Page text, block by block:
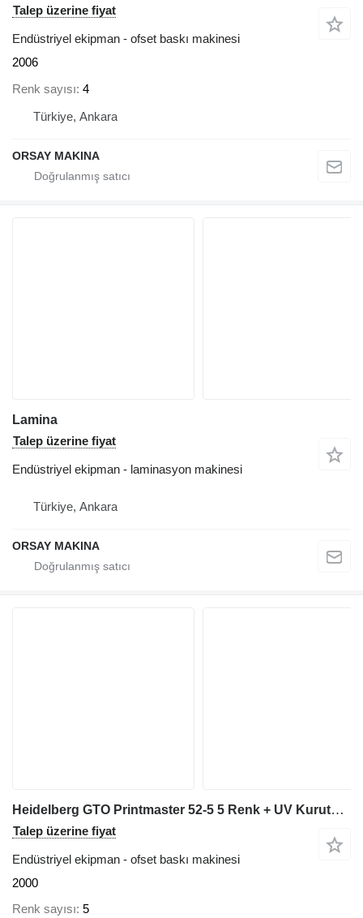
Talep üzerine fiyat
Endüstriyel ekipman - ofset baskı makinesi
2006
Renk sayısı 4
Türkiye, Ankara
ORSAY MAKINA
Lamina
Talep üzerine fiyat
Endüstriyel ekipman - laminasyon makinesi
Türkiye, Ankara
ORSAY MAKINA
Heidelberg GTO Printmaster 52-5 5 Renk + UV Kurutma Ofset Makinesi
Talep üzerine fiyat
Endüstriyel ekipman - ofset baskı makinesi
2000
Renk sayısı 5